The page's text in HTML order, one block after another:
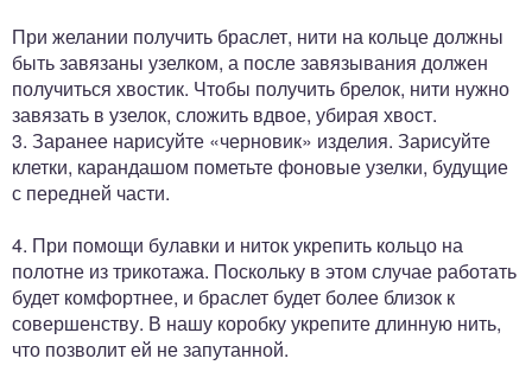
При желании получить браслет, нити на кольце должны
быть завязаны узелком, а после завязывания должен
получиться хвостик. Чтобы получить брелок, нити нужно
завязать в узелок, сложить вдвое, убирая хвост.
3. Заранее нарисуйте «черновик» изделия. Зарисуйте
клетки, карандашом пометьте фоновые узелки, будущие
с передней части.
4. При помощи булавки и ниток укрепить кольцо на
полотне из трикотажа. Поскольку в этом случае работать
будет комфортнее, и браслет будет более близок к
совершенству. В нашу коробку укрепите длинную нить,
что позволит ей не запутанной.